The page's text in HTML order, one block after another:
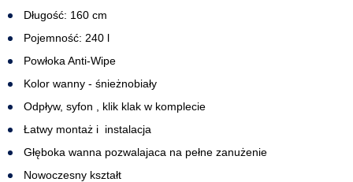
Długość: 160 cm
Pojemność: 240 l
Powłoka Anti-Wipe
Kolor wanny - śnieżnobiały
Odpływ, syfon , klik klak w komplecie
Łatwy montaż i instalacja
Głęboka wanna pozwalajaca na pełne zanużenie
Nowoczesny kształt